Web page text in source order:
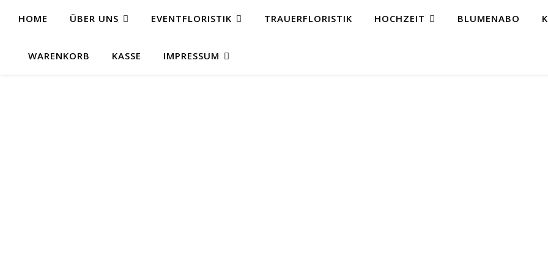
HOME ÜBER UNS EVENTFLORISTIK TRAUERFLORISTIK HOCHZEIT BLUMENABO
WARENKORB KASSE IMPRESSUM